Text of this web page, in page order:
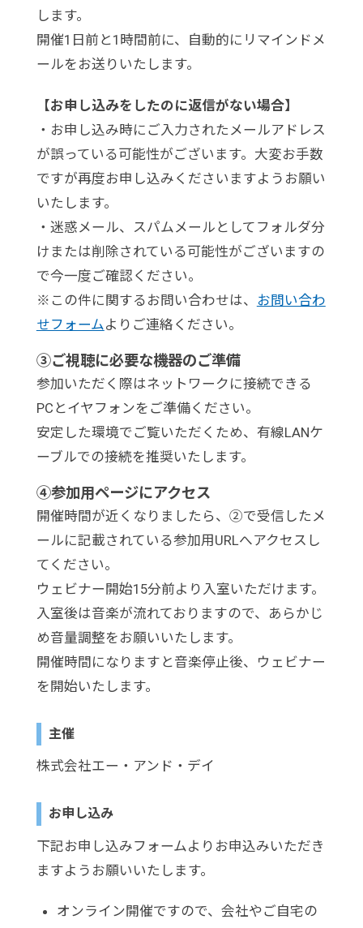
します。
開催1日前と1時間前に、自動的にリマインドメ
ールをお送りいたします。
【お申し込みをしたのに返信がない場合】
・お申し込み時にご入力されたメールアドレス
が誤っている可能性がございます。大変お手数
ですが再度お申し込みくださいますようお願い
いたします。
・迷惑メール、スパムメールとしてフォルダ分
けまたは削除されている可能性がございますの
で今一度ご確認ください。
※この件に関するお問い合わせは、 お問い合わ
せフォームよりご連絡ください。
③ご視聴に必要な機器のご準備
参加いただく際はネットワークに接続できる
PCとイヤフォンをご準備ください。
安定した環境でご覧いただくため、有線LANケ
ーブルでの接続を推奨いたします。
④参加用ページにアクセス
開催時間が近くなりましたら、②で受信したメ
ールに記載されている参加用URLへアクセスし
てください。
ウェビナー開始15分前より入室いただけます。
入室後は音楽が流れておりますので、あらかじ
め音量調整をお願いいたします。
開催時間になりますと音楽停止後、ウェビナー
を開始いたします。
主催
株式会社エー・アンド・デイ
お申し込み
下記お申し込みフォームよりお申込みいただき
ますようお願いいたします。
オンライン開催ですので、会社やご自宅の